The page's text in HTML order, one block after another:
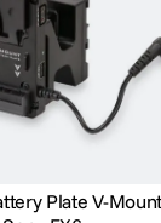
Plate V-Mount